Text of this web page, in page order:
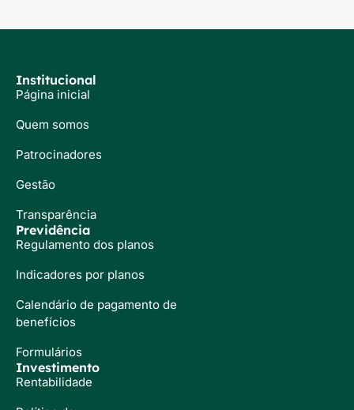
Institucional
Página inicial
Quem somos
Patrocinadores
Gestão
Transparência
Previdência
Regulamento dos planos
Indicadores por planos
Calendário de pagamento de
benefícios
Formulários
Investimento
Rentabilidade